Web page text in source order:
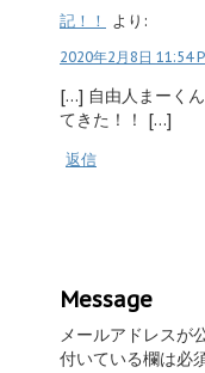
記！！
より:
2020年2月8日 11:54
[…] 自由人まーく
てきた！！ […]
返信
Message
メールアドレスが
付いている欄は必